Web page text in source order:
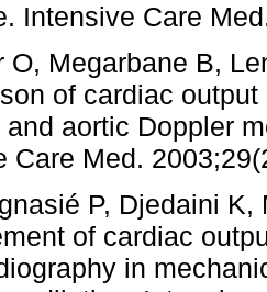
Intensive Care
O, Megarbane B,
of cardiac
aortic Doppler
Care Med.
P, Djedaini
of cardiac
in